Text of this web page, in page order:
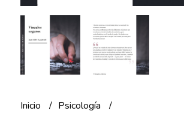
Inicio
Psicología